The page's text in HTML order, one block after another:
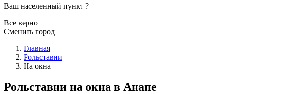
Ваш населенный пункт ?
Все верно
Сменить город
Главная
Рольставни
На окна
Рольставни на окна в Анапе